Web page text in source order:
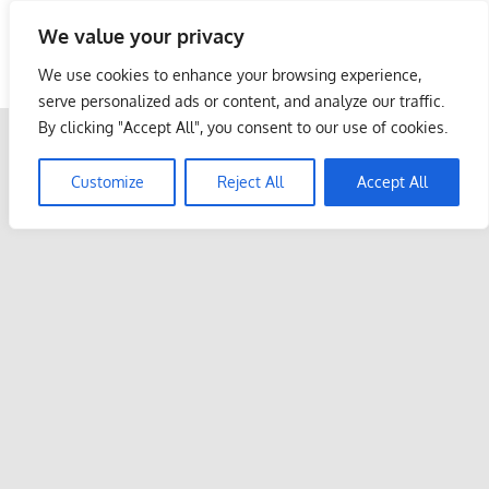
We value your privacy
We use cookies to enhance your browsing experience,
serve personalized ads or content, and analyze our traffic.
By clicking "Accept All", you consent to our use of cookies.
Customize Reject All Accept All
content
Malaysia Info Portal
LoInfoCentre
directory,
listings